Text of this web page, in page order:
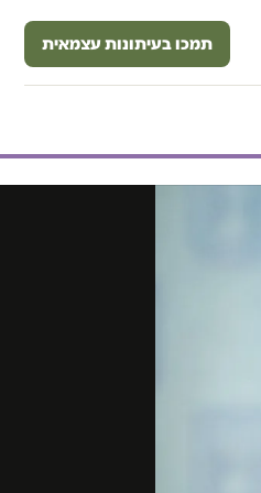
תמכו בעיתונות עצמאית